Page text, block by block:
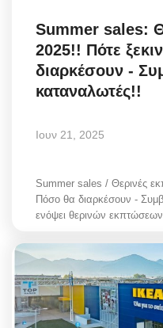
Summer sales:
2025!! Πότε
διαρκέσουν -
καταναλωτές!!
Ιουν 21, 2025
Summer sales / Θερινές
Πόσο θα διαρκέσουν -
ενόψει θερινών